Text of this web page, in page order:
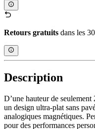
Retours gratuits dans les
Description
D’une hauteur de
un design ultra-plat sans
analogiques magnétiques.
pour des performances